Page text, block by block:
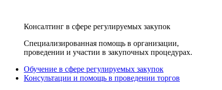
Консалтинг в сфере регулируемых закупок
Специализированная помощь в организации,
проведении и участии в закупочных процедурах.
Обучение в сфере регулируемых закупок
Консультации и помощь в проведении торгов